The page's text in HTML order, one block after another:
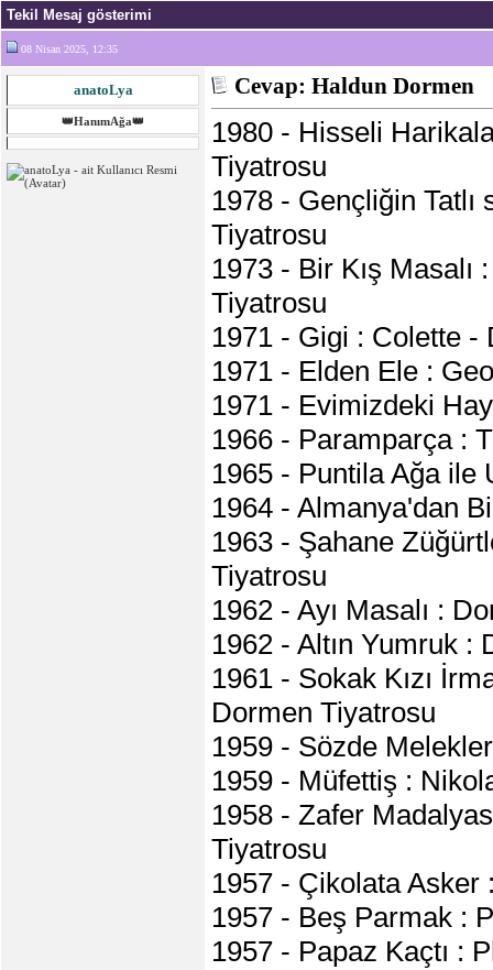
Tekil Mesaj gösterimi
08 Nisan 2025, 12:35
anatoLya
👑HanımAğa👑
Cevap: Haldun Dormen
1980 - Hisseli
Tiyatrosu
1978 - Gençliğin
Tiyatrosu
1973 - Bir Kış
Tiyatrosu
1971 - Gigi : Colette -
1971 - Elden Ele :
1971 - Evimizdeki
1966 - Paramparça :
1965 - Puntila Ağa ile
1964 - Almanya'dan
1963 - Şahane
Tiyatrosu
1962 - Ayı Masalı :
1962 - Altın Yumruk :
1961 - Sokak Kızı
Dormen Tiyatrosu
1959 - Sözde
1959 - Müfettiş :
1958 - Zafer
Tiyatrosu
1957 - Çikolata
1957 - Beş Parmak :
1957 - Papaz Kaçtı :